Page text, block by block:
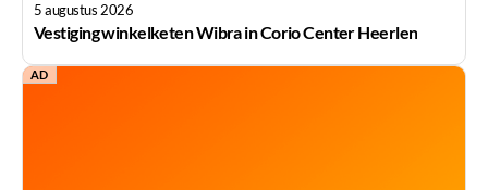
5 augustus 2026
Vestiging winkelketen Wibra in Corio Center Heerlen
AD